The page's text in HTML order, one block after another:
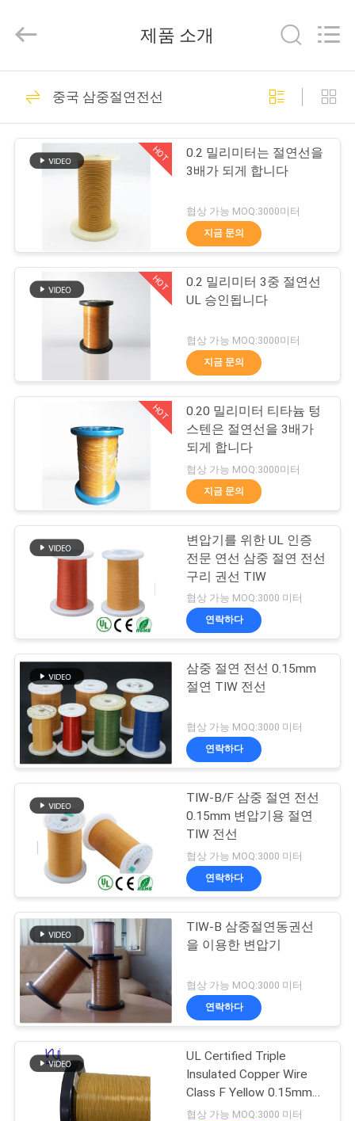
제
영
리
여
행
관
락
주
요
뉴
2026
Electric
Reserved.
에나멜 구리 와이어
230
직사각형 구리 와이
427
마그넷 와이어
194
초미세 에나멜 동선
201
미국 관세 위원회 리
츠 와이어
520
FIW 와이어
67
219
제품 소개
중국 삼중절연전선
HOT
0.2 밀리미터는 절연선을
3배가 되게 합니다
협상 가능 MOQ:3000미터
지금 문의
HOT
0.2 밀리미터 3중 절연선
UL 승인됩니다
협상 가능 MOQ:3000미터
지금 문의
HOT
0.20 밀리미터 티타늄 텅
스텐은 절연선을 3배가
되게 합니다
협상 가능 MOQ:3000미터
지금 문의
변압기를 위한 UL 인증
전문 연선 삼중 절연 전선
구리 권선 TIW
협상 가능 MOQ:3000 미터
연락하다
삼중 절연 전선 0.15mm
절연 TIW 전선
협상 가능 MOQ:3000 미터
연락하다
TIW-B/F 삼중 절연 전선
0.15mm 변압기용 절연
TIW 전선
협상 가능 MOQ:3000 미터
연락하다
TIW-B 삼중절연동권선
을 이용한 변압기
협상 가능 MOQ:3000 미터
연락하다
UL Certified Triple
Insulated Copper Wire
Class F Yellow 0.15mm
Insulated TIW Wire
협상 가능 MOQ:3000 미터